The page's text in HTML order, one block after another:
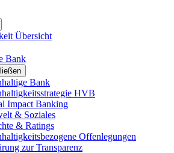
Übersicht
Bank
Bank
HVB
Impact Banking
& Soziales
& Ratings
Offenlegungen
zur Transparenz